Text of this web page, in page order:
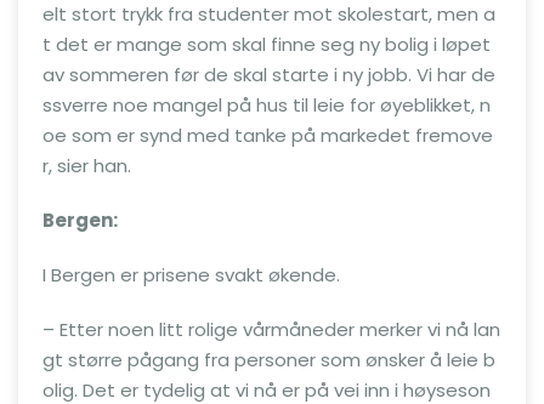
elt stort trykk fra studenter mot skolestart, men a
t det er mange som skal finne seg ny bolig i løpet
av sommeren før de skal starte i ny jobb. Vi har de
ssverre noe mangel på hus til leie for øyeblikket, n
oe som er synd med tanke på markedet fremove
r, sier han.
Bergen:
I Bergen er prisene svakt økende.
– Etter noen litt rolige vårmåneder merker vi nå lan
gt større pågang fra personer som ønsker å leie b
olig. Det er tydelig at vi nå er på vei inn i høyseson